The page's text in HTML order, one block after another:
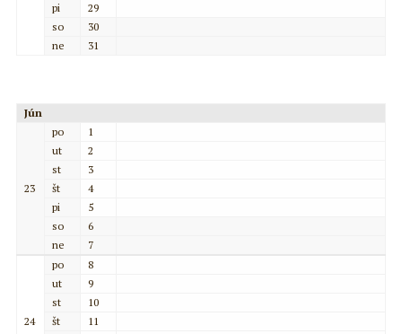
pi
29
so
30
ne
31
Jún
23
po
1
ut
2
st
3
št
4
pi
5
so
6
ne
7
24
po
8
ut
9
st
10
št
11